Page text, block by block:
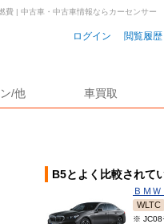
ログイン 閲覧履歴
/他 車買取
| 中古車・中古車情報ならカーセンサー
B5とよく比較されて
ＢＭ
WLTC
※ JC08